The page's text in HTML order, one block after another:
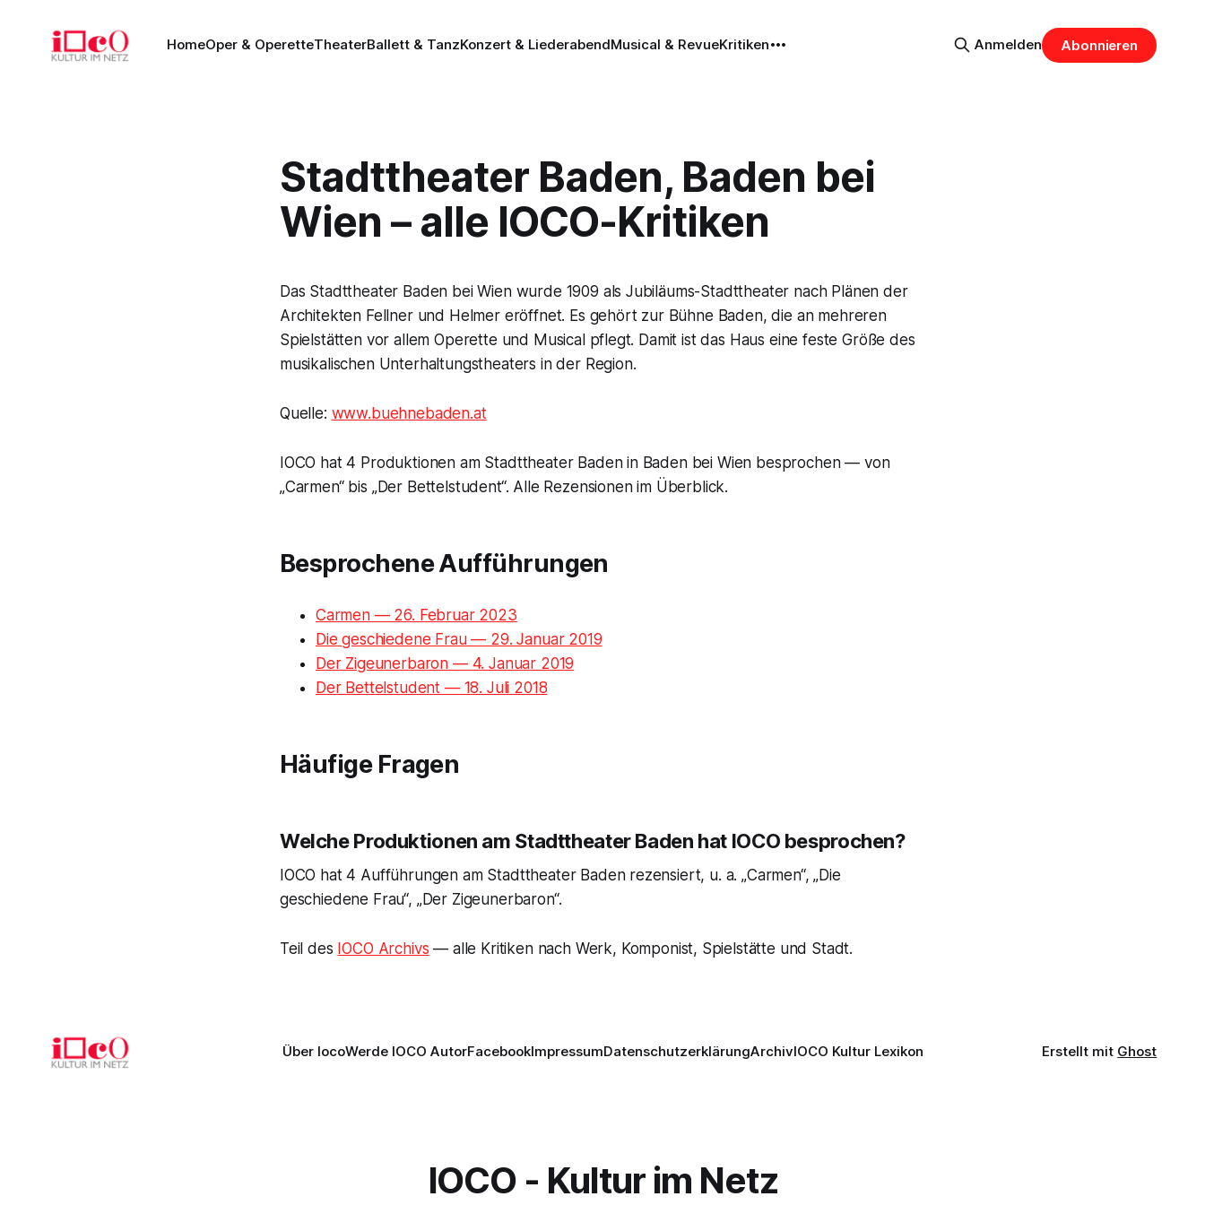
HomeOper & OperetteTheaterBallett & TanzKonzert & LiederabendMusical & RevueKritiken Anmelden Abonnieren
Stadttheater Baden, Baden bei
Wien – alle IOCO-Kritiken
Das Stadttheater Baden bei Wien wurde 1909 als Jubiläums-Stadttheater nach Plänen der
Architekten Fellner und Helmer eröffnet. Es gehört zur Bühne Baden, die an mehreren
Spielstätten vor allem Operette und Musical pflegt. Damit ist das Haus eine feste Größe des
musikalischen Unterhaltungstheaters in der Region.
Quelle: www.buehnebaden.at
IOCO hat 4 Produktionen am Stadttheater Baden in Baden bei Wien besprochen — von
„Carmen“ bis „Der Bettelstudent“. Alle Rezensionen im Überblick.
Besprochene Aufführungen
Carmen — 26. Februar 2023
Die geschiedene Frau — 29. Januar 2019
Der Zigeunerbaron — 4. Januar 2019
Der Bettelstudent — 18. Juli 2018
Häufige Fragen
Welche Produktionen am Stadttheater Baden hat IOCO besprochen?
IOCO hat 4 Aufführungen am Stadttheater Baden rezensiert, u. a. „Carmen“, „Die
geschiedene Frau“, „Der Zigeunerbaron“.
Teil des IOCO Archivs — alle Kritiken nach Werk, Komponist, Spielstätte und Stadt.
Über IocoWerde IOCO AutorFacebookImpressumDatenschutzerklärungArchivIOCO Kultur Lexikon Erstellt mit Ghost
IOCO - Kultur im Netz